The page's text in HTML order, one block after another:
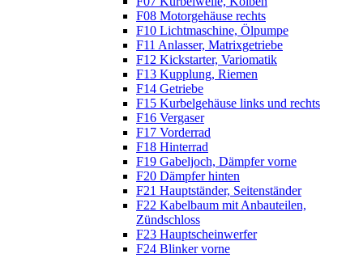
F08 Motorgehäuse rechts
F10 Lichtmaschine, Ölpumpe
F11 Anlasser, Matrixgetriebe
F12 Kickstarter, Variomatik
F13 Kupplung, Riemen
F14 Getriebe
F15 Kurbelgehäuse links und rechts
F16 Vergaser
F17 Vorderrad
F18 Hinterrad
F19 Gabeljoch, Dämpfer vorne
F20 Dämpfer hinten
F21 Hauptständer, Seitenständer
F22 Kabelbaum mit Anbauteilen,
Zündschloss
F23 Hauptscheinwerfer
F24 Blinker vorne